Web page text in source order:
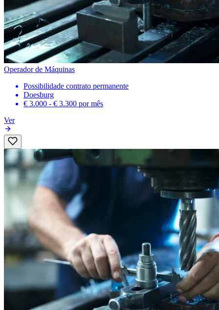
Operador de Máquinas
Possibilidade contrato permanente
Doesburg
€ 3.000 - € 3.300 por mês
Ver